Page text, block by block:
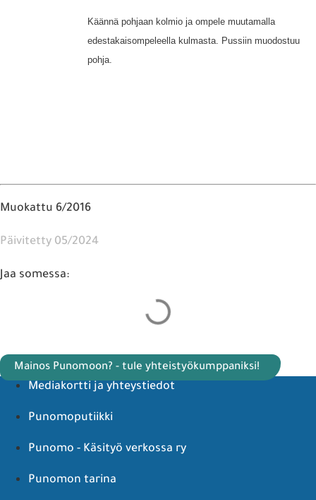
Käännä pohjaan kolmio ja ompele muutamalla
edestakaisompeleella kulmasta. Pussiin muodostuu
pohja.
Muokattu 6/2016
Päivitetty 05/2024
Jaa somessa:
Mainos Punomoon? - tule yhteistyökumppaniksi!
Mediakortti ja yhteystiedot
Punomoputiikki
Punomo - Käsityö verkossa ry
Punomon tarina